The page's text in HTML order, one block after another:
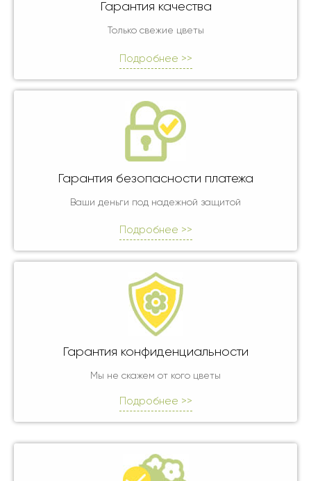
Гарантия качества
Только свежие цветы
Подробнее >>
Гарантия безопасности платежа
Ваши деньги под надежной защитой
Подробнее >>
Гарантия конфиденциальности
Мы не скажем от кого цветы
Подробнее >>